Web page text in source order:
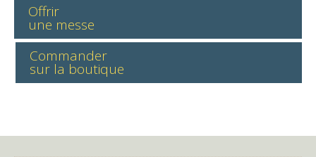
Offrir
une messe
Commander
sur la boutique